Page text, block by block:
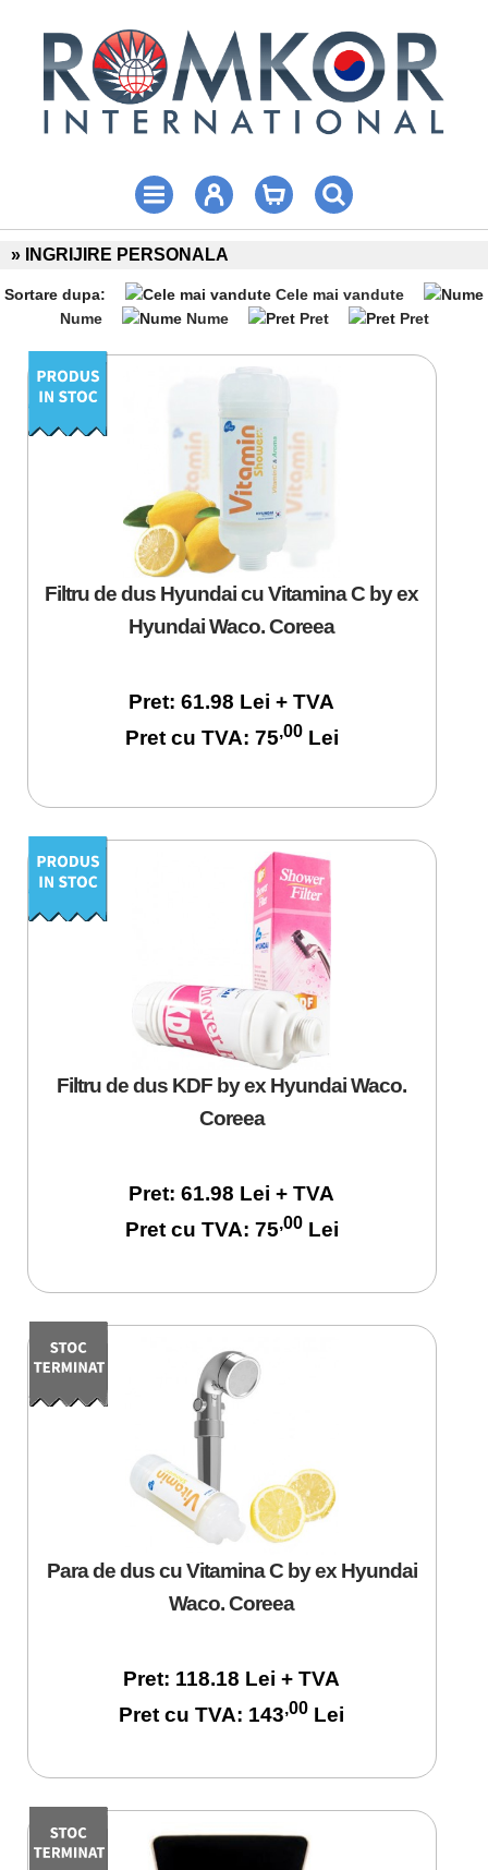
» INGRIJIRE PERSONALA
Sortare dupa:
Cele mai vandute
Nume
Nume Pret Pret
Filtru de dus Hyundai cu Vitamina C by ex
Hyundai Waco. Coreea
Pret: 61.98 Lei + TVA
Pret cu TVA: 75,00Lei
Filtru de dus KDF by ex Hyundai Waco.
Coreea
Pret: 61.98 Lei + TVA
Pret cu TVA: 75,00Lei
Para de dus cu Vitamina C by ex Hyundai
Waco. Coreea
Pret: 118.18 Lei + TVA
Pret cu TVA: 143,00 Lei